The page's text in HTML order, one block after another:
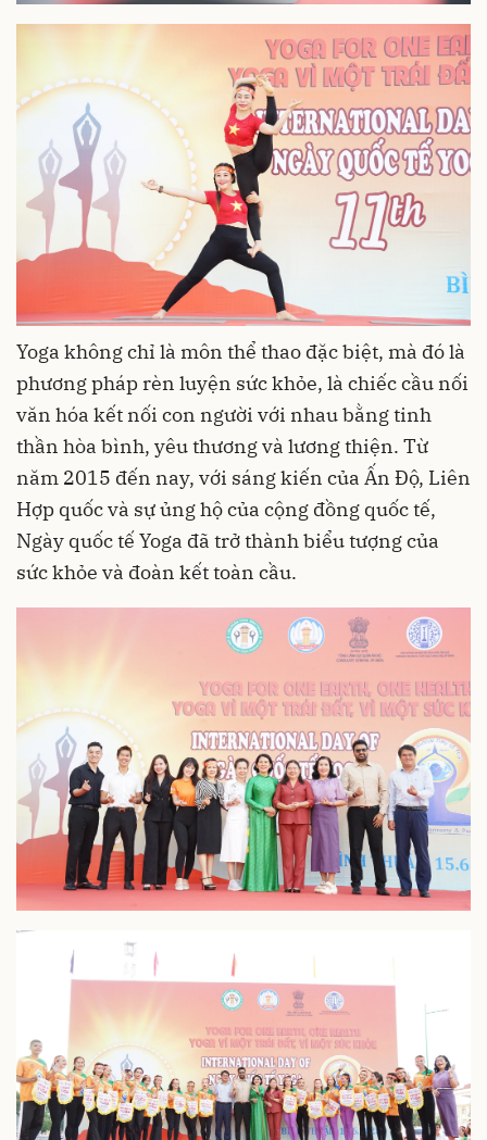
Yoga không chỉ là môn thể thao đặc biệt, mà đó là
phương pháp rèn luyện sức khỏe, là chiếc cầu nối
văn hóa kết nối con người với nhau bằng tinh
thần hòa bình, yêu thương và lương thiện. Từ
năm 2015 đến nay, với sáng kiến của Ấn Độ, Liên
Hợp quốc và sự ủng hộ của cộng đồng quốc tế,
Ngày quốc tế Yoga đã trở thành biểu tượng của
sức khỏe và đoàn kết toàn cầu.